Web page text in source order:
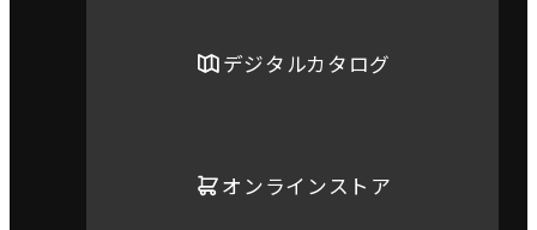
デジタルカタログ
オンラインストア